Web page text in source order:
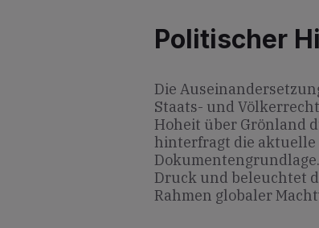
Politischer
Die
Staats- und
Hoheit über Grönland
hinterfragt die
Druck und beleuchtet
Rahmen globaler